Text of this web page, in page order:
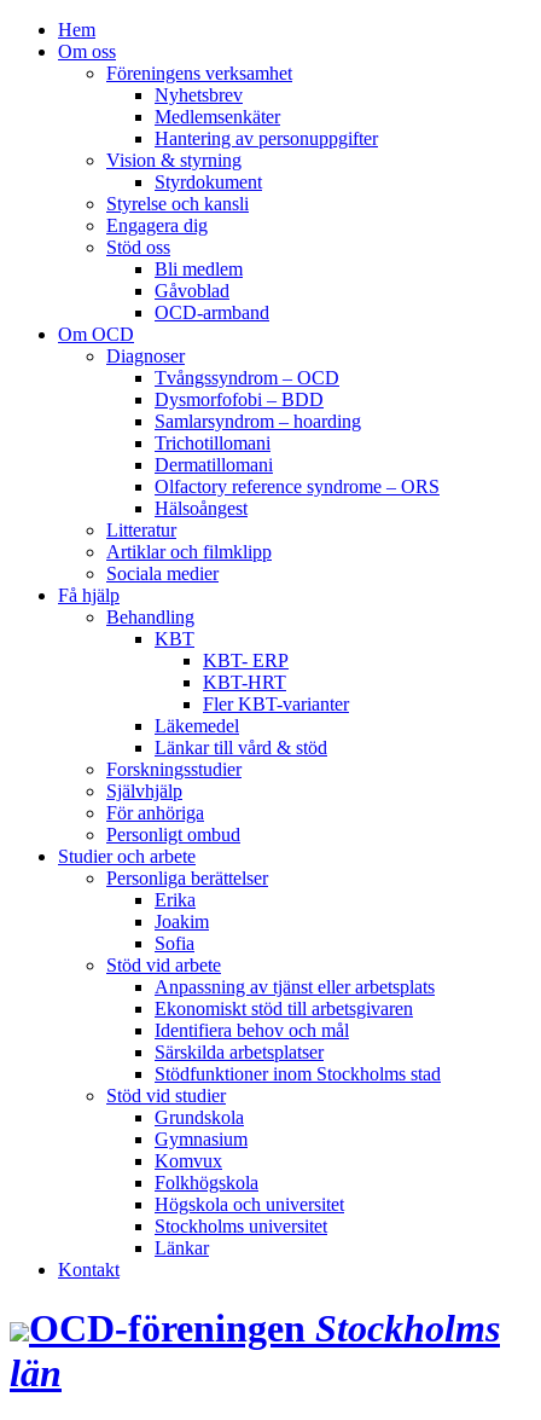
Hem
Om oss
Föreningens verksamhet
Nyhetsbrev
Medlemsenkäter
Hantering av personuppgifter
Vision & styrning
Styrdokument
Styrelse och kansli
Engagera dig
Stöd oss
Bli medlem
Gåvoblad
OCD-armband
Om OCD
Diagnoser
Tvångssyndrom – OCD
Dysmorfofobi – BDD
Samlarsyndrom – hoarding
Trichotillomani
Dermatillomani
Olfactory reference syndrome – ORS
Hälsoångest
Litteratur
Artiklar och filmklipp
Sociala medier
Få hjälp
Behandling
KBT
KBT- ERP
KBT-HRT
Fler KBT-varianter
Läkemedel
Länkar till vård & stöd
Forskningsstudier
Självhjälp
För anhöriga
Personligt ombud
Studier och arbete
Personliga berättelser
Erika
Joakim
Sofia
Stöd vid arbete
Anpassning av tjänst eller arbetsplats
Ekonomiskt stöd till arbetsgivaren
Identifiera behov och mål
Särskilda arbetsplatser
Stödfunktioner inom Stockholms stad
Stöd vid studier
Grundskola
Gymnasium
Komvux
Folkhögskola
Högskola och universitet
Stockholms universitet
Länkar
Kontakt
OCD‑föreningen Stockholms
län